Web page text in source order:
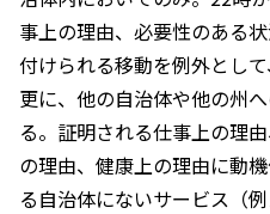
事上の理由、必要性のある
付けられる移動を例外とし
更に、他の自治体や他の州
る。証明される仕事上の理
の理由、健康上の理由に動
る自治体にないサービス（